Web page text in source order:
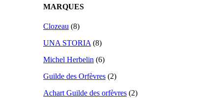
MARQUES
Clozeau (8)
UNA STORIA (8)
Michel Herbelin (6)
Guilde des Orfèvres (2)
Achart Guilde des orfèvres (2)